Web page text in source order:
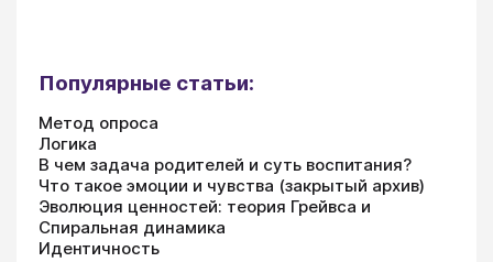
Популярные статьи:
Метод опроса
Логика
В чем задача родителей и суть воспитания?
Что такое эмоции и чувства (закрытый архив)
Эволюция ценностей: теория Грейвса и
Спиральная динамика
Идентичность